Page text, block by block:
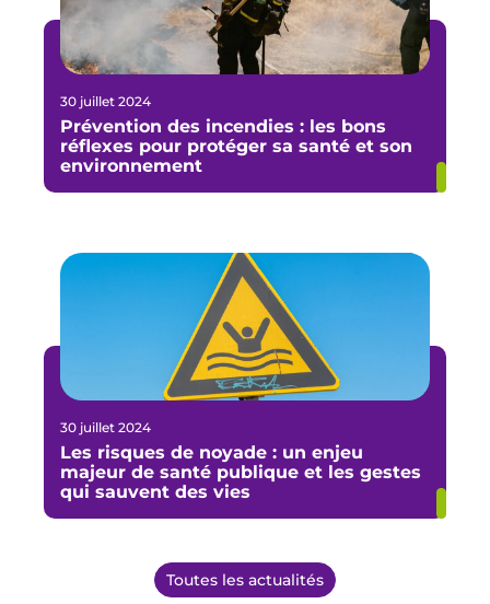
30 juillet 2024
Prévention des incendies : les bons
réflexes pour protéger sa santé et son
environnement
30 juillet 2024
Les risques de noyade : un enjeu
majeur de santé publique et les gestes
qui sauvent des vies
Toutes les actualités